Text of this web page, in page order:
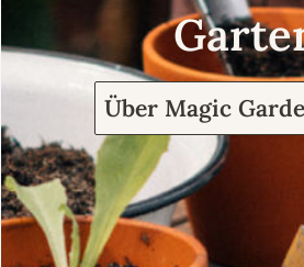
Über Magic